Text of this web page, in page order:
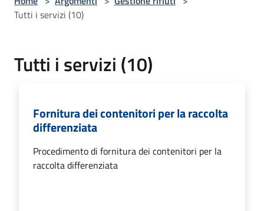
Tutti i servizi (10)
Tutti i servizi (10)
Fornitura dei contenitori per la raccolta
differenziata
Procedimento di fornitura dei contenitori per la
raccolta differenziata